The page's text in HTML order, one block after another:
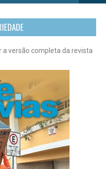
versão completa da revista